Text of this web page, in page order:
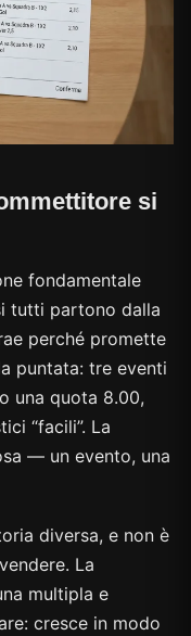
si
fondamentale
tutti partono dalla
perché promette
puntata: tre eventi
una quota 8.00,
“facili”. La
— un evento, una
diversa, e non è
La
multipla e
cresce in modo